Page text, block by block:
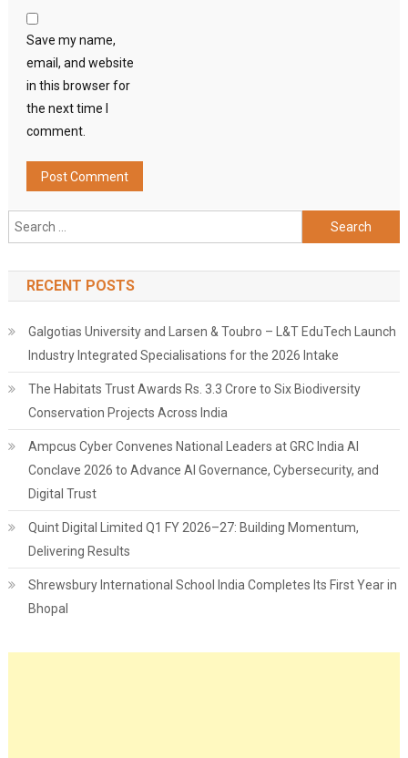
Save my name,
email, and website
in this browser for
the next time I
comment.
Search
for:
RECENT POSTS
Galgotias University and Larsen & Toubro – L&T EduTech Launch
Industry Integrated Specialisations for the 2026 Intake
The Habitats Trust Awards Rs. 3.3 Crore to Six Biodiversity
Conservation Projects Across India
Ampcus Cyber Convenes National Leaders at GRC India AI
Conclave 2026 to Advance AI Governance, Cybersecurity, and
Digital Trust
Quint Digital Limited Q1 FY 2026–27: Building Momentum,
Delivering Results
Shrewsbury International School India Completes Its First Year in
Bhopal